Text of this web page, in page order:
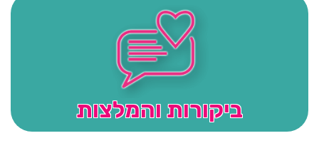
ביקורות והמלצות